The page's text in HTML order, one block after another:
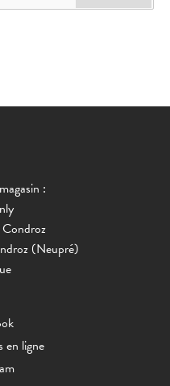
:
(Neupré)
en ligne